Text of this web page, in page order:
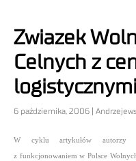
Zwiazek
Celnych z
logistycznymi
6 października, 2006 |
W cyklu artykułów autorzy
z funkcjonowaniem w Polsce